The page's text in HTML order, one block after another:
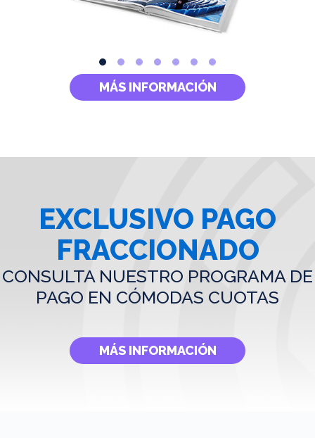
MÁS INFORMACIÓN
EXCLUSIVO PAGO
FRACCIONADO
CONSULTA NUESTRO PROGRAMA DE
PAGO EN CÓMODAS CUOTAS
MÁS INFORMACIÓN